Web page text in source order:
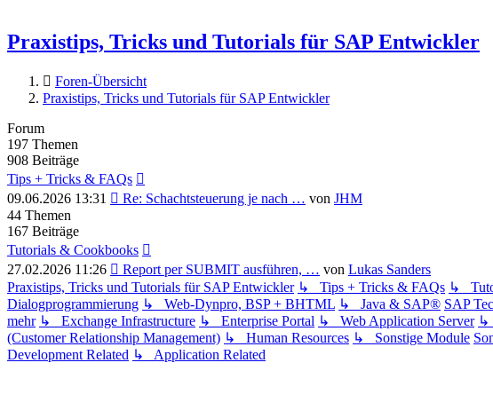
Praxistips, Tricks und Tutorials für SAP Entwickler
Foren-Übersicht
Praxistips, Tricks und Tutorials für SAP Entwickler
Forum
197 Themen
908 Beiträge
Tips + Tricks & FAQs
09.06.2026 13:31
Neuester
Re: Schachtsteuerung je nach … von JHM
44 Themen
167 Beiträge
Tutorials & Cookbooks
27.02.2026 11:26
Neuester
Beitrag
Report per SUBMIT ausführen, … von Lukas Sanders
Praxistips, Tricks und Tutorials für SAP Entwickler ↳ Tips + Tricks & FAQs ↳
Dialogprogrammierung ↳ Web-Dynpro, BSP + BHTML ↳ Java & SAP® SAP
mehr ↳ Exchange Infrastructure ↳ Enterprise Portal ↳ Web Application Server ↳
(Customer Relationship Management) ↳ Human Resources ↳ Sonstige Module
Development Related ↳ Application Related